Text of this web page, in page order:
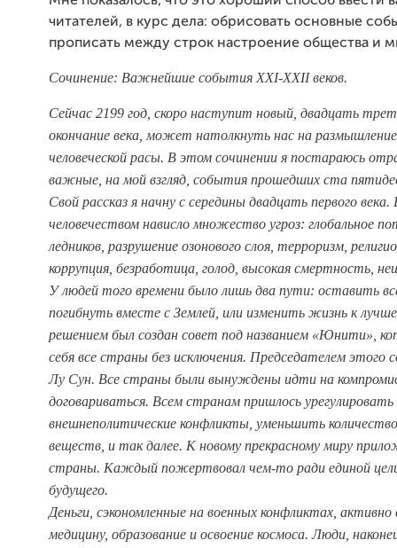
читателей, в курс дела: обрисовать основные
прописать между строк настроение общества и
Сочинение: Важнейшие события XXI-XXII веков.
Сейчас 2199 год, скоро наступит новый, двадцать
окончание века, может натолкнуть нас на размышление
человеческой расы. В этом сочинении я постараюсь
важные, на мой взгляд, события прошедших ста
Свой рассказ я начну с середины двадцать первого
человечеством нависло множество угроз: глобальное
ледников, разрушение озонового слоя, терроризм,
коррупция, безработица, голод, высокая смертность,
У людей того времени было лишь два пути: оставить
погибнуть вместе с Землей, или изменить жизнь к
решением был создан совет под названием «Юнити»,
себя все страны без исключения. Председателем этого
Лу Сун. Все страны были вынуждены идти на
договариваться. Всем странам пришлось урегулировать
внешнеполитические конфликты, уменьшить
веществ, и так далее. К новому прекрасному миру
страны. Каждый пожертвовал чем-то ради единой цели
будущего.
Деньги, сэкономленные на военных конфликтах, активно
медицину, образование и освоение космоса. Люди,